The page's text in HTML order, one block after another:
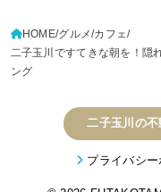
HOME グルメ カフェ
二子玉川ですてきな朝を！隠
ング
二子玉川の
プライバシー